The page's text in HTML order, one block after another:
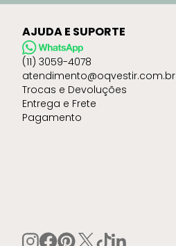
AJUDA E SUPORTE
(11) 3059-4078
atendimento@oqvestir.com.br
Trocas e Devoluções
Entrega e Frete
Pagamento